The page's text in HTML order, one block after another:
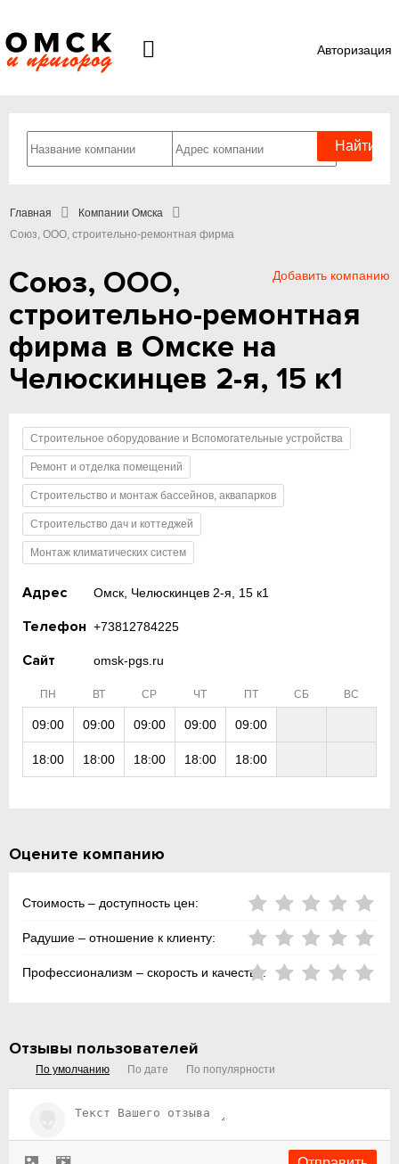
Авторизация
Главная
Компании Омска
Союз, ООО, строительно-ремонтная фирма
Добавить компанию
Союз, ООО,
строительно-ремонтная
фирма в Омске на
Челюскинцев 2-я, 15 к1
Строительное оборудование и Вспомогательные устройства
Ремонт и отделка помещений
Строительство и монтаж бассейнов, аквапарков
Строительство дач и коттеджей
Монтаж климатических систем
Адрес Омск, Челюскинцев 2-я, 15 к1
Телефон +73812784225
Сайт omsk-pgs.ru
ПН ВТ СР ЧТ ПТ СБ ВС
09:00 09:00 09:00 09:00 09:00
18:00 18:00 18:00 18:00 18:00
Оцените компанию
Стоимость – доступность цен:
Радушие – отношение к клиенту:
Профессионализм – скорость и качество:
Отзывы пользователей
По умолчанию По дате По популярности